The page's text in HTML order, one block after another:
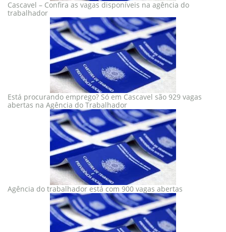
Cascavel – Confira as vagas disponíveis na agência do
trabalhador
Está procurando emprego? Só em Cascavel são 929 vagas
abertas na Agência do Trabalhador
Agência do trabalhador está com 900 vagas abertas